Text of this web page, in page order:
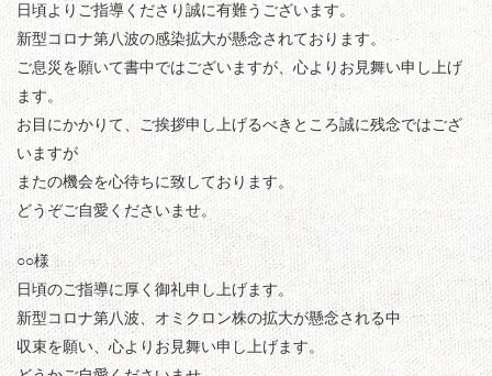
日頃よりご指導くださり誠に有難うございます。
新型コロナ第八波の感染拡大が懸念されております。
ご息災を願いて書中ではございますが、心よりお見舞い申し上げ
ます。
お目にかかりて、ご挨拶申し上げるべきところ誠に残念ではござ
いますが
またの機会を心待ちに致しております。
どうぞご自愛くださいませ。
○○様
日頃のご指導に厚く御礼申し上げます。
新型コロナ第八波、オミクロン株の拡大が懸念される中
収束を願い、心よりお見舞い申し上げます。